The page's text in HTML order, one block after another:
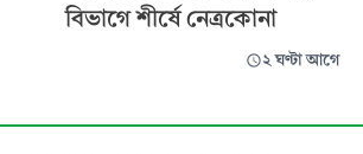
বিভাগে শীর্ষে নেত্রকোনা
২ ঘণ্টা আগে